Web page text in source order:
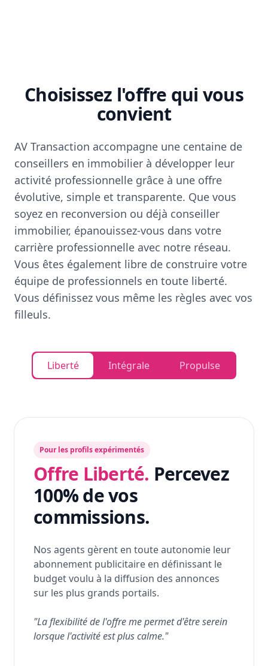
Choisissez l'offre qui vous
convient
AV Transaction accompagne une centaine de
conseillers en immobilier à développer leur
activité professionnelle grâce à une offre
évolutive, simple et transparente. Que vous
soyez en reconversion ou déjà conseiller
immobilier, épanouissez-vous dans votre
carrière professionnelle avec notre réseau.
Vous êtes également libre de construire votre
équipe de professionnels en toute liberté.
Vous définissez vous même les règles avec vos
filleuls.
Liberté Intégrale Propulse
Pour les profils expérimentés
Offre Liberté. Percevez
100% de vos
commissions.
Nos agents gèrent en toute autonomie leur
abonnement publicitaire en définissant le
budget voulu à la diffusion des annonces
sur les plus grands portails.
"La flexibilité de l'offre me permet d'être serein
lorsque l'activité est plus calme."